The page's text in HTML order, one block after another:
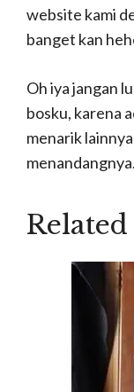
website kami
banget kan
Oh iya jangan
bosku, karena
menarik